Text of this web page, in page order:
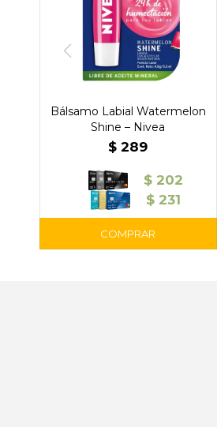
Bálsamo Labial Watermelon
Shine – Nivea
$ 289
$ 202
$ 231